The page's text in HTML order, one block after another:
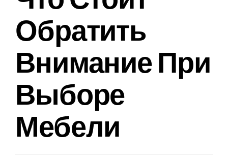
Обратить
Внимание При
Выборе
Мебели